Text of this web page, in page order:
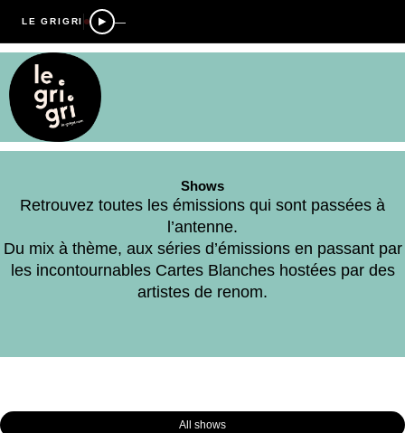
LE GRIGRI —
Shows
Retrouvez toutes les émissions qui sont passées à
l’antenne.
Du mix à thème, aux séries d’émissions en passant par
les incontournables Cartes Blanches hostées par des
artistes de renom.
All shows